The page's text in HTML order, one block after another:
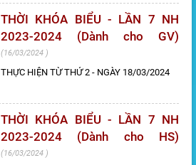
THỜI KHÓA BIỂU - LẦN 7 NH
2023-2024 (Dành cho GV)
16/03/2024
THỰC HIỆN TỪ THỨ 2 - NGÀY 18/03/2024
THỜI KHÓA BIỂU - LẦN 7 NH
2023-2024 (Dành cho HS)
16/03/2024